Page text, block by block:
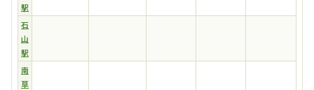
駅
石
山
駅
南
草